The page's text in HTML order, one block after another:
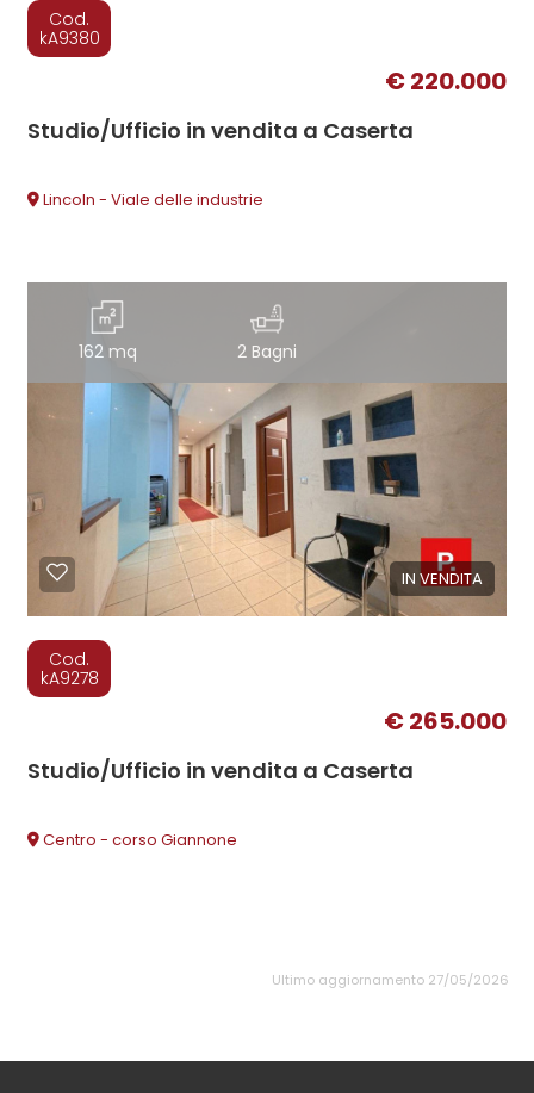
Cod.
kA9380
€ 220.000
Studio/Ufficio in vendita a Caserta
Lincoln - Viale delle industrie
162 mq 2 Bagni
IN VENDITA
Cod.
kA9278
€ 265.000
Studio/Ufficio in vendita a Caserta
Centro - corso Giannone
Ultimo aggiornamento 27/05/2026